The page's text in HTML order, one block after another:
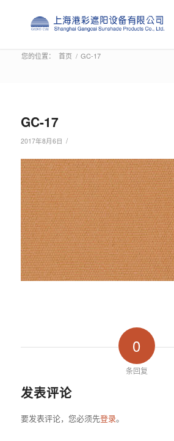
您的位置： 首页 / GC-17
GC-17
2017年8月6日 /
0
条回复
发表评论
要发表评论，您必须先登录。